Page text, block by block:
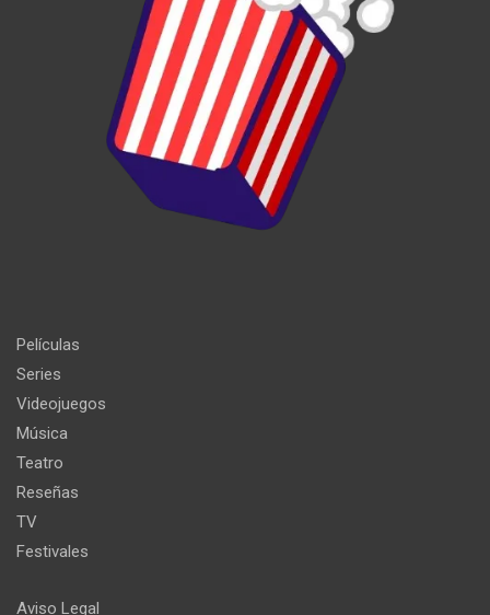
Películas
Series
Videojuegos
Música
Teatro
Reseñas
TV
Festivales
Aviso Legal